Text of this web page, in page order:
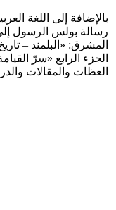
بالإضافة إلى اللغة
العظات والمقالات